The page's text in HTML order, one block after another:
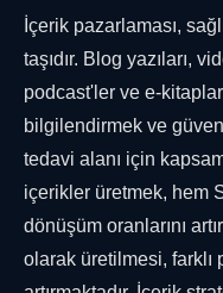
İçerik pazarlaması,
taşıdır. Blog yazıları,
podcast'ler ve e-
bilgilendirmek ve
tedavi alanı için
içerikler üretmek, hem
dönüşüm oranlarını
olarak üretilmesi,